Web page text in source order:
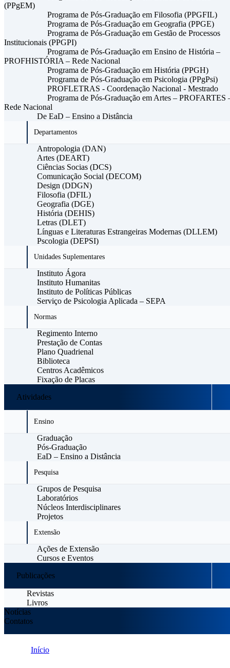
(PPgEM)
Programa de Pós-Graduação em Filosofia (PPGFIL)
Programa de Pós-Graduação em Geografia (PPGE)
Programa de Pós-Graduação em Gestão de Processos
Institucionais (PPGPI)
Programa de Pós-Graduação em Ensino de História –
PROFHISTÓRIA – Rede Nacional
Programa de Pós-Graduação em História (PPGH)
Programa de Pós-Graduação em Psicologia (PPgPsi)
PROFLETRAS - Coordenação Nacional - Mestrado
Programa de Pós-Graduação em Artes – PROFARTES
Rede Nacional
De EaD – Ensino a Distância
Departamentos
Antropologia (DAN)
Artes (DEART)
Ciências Socias (DCS)
Comunicação Social (DECOM)
Design (DDGN)
Filosofia (DFIL)
Geografia (DGE)
História (DEHIS)
Letras (DLET)
Línguas e Literaturas Estrangeiras Modernas (DLLEM)
Pscologia (DEPSI)
Unidades Suplementares
Instituto Ágora
Instituto Humanitas
Instituto de Políticas Públicas
Serviço de Psicologia Aplicada – SEPA
Normas
Regimento Interno
Prestação de Contas
Plano Quadrienal
Biblioteca
Centros Acadêmicos
Fixação de Placas
Atividades
Ensino
Graduação
Pós-Graduação
EaD – Ensino a Distância
Pesquisa
Grupos de Pesquisa
Laboratórios
Núcleos Interdisciplinares
Projetos
Extensão
Ações de Extensão
Cursos e Eventos
Publicações
Revistas
Livros
Notícias
Contatos
Início